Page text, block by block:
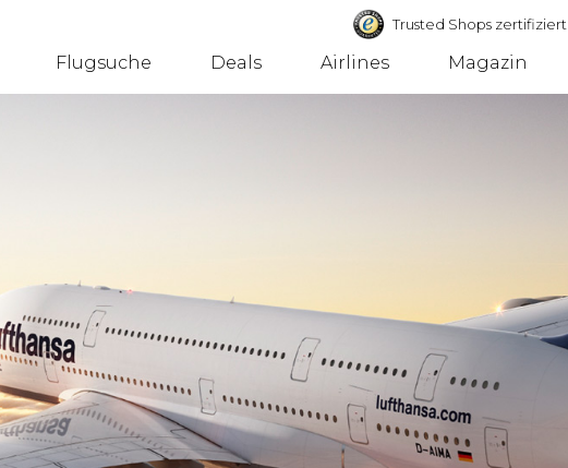
Trusted Shops zertifiziert
Flugsuche Deals Airlines Magazin